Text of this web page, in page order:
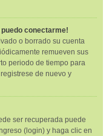
conectarme!
o borrado su cuenta
remueven sus
periodo de tiempo para
de nuevo y
ser recuperada puede
(login) y haga clic en